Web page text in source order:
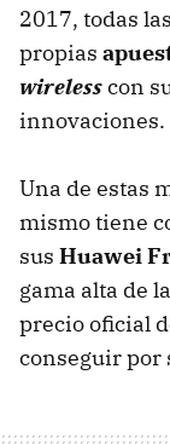
2017, todas
propias
wirelesscon
innovaciones.
Una de estas
mismo tiene
sus Huawei
gama alta de
precio oficial
conseguir por